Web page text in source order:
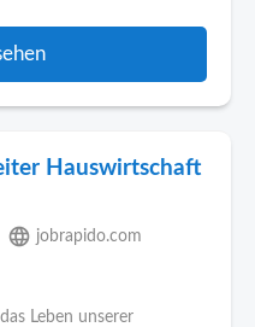
Hauswirtschaft
language jobrapido.com
Leben unserer